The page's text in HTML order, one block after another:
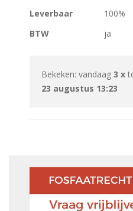
Leverbaar
100%
BTW
ja
Bekeken: vandaag 3 x
23 augustus 13:23